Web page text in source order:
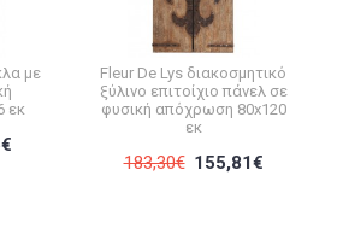
με
εκ
Fleur De Lys διακοσμητικό
ξύλινο επιτοίχιο πάνελ σε
φυσική απόχρωση 80x120
εκ
183,30€ 155,81€